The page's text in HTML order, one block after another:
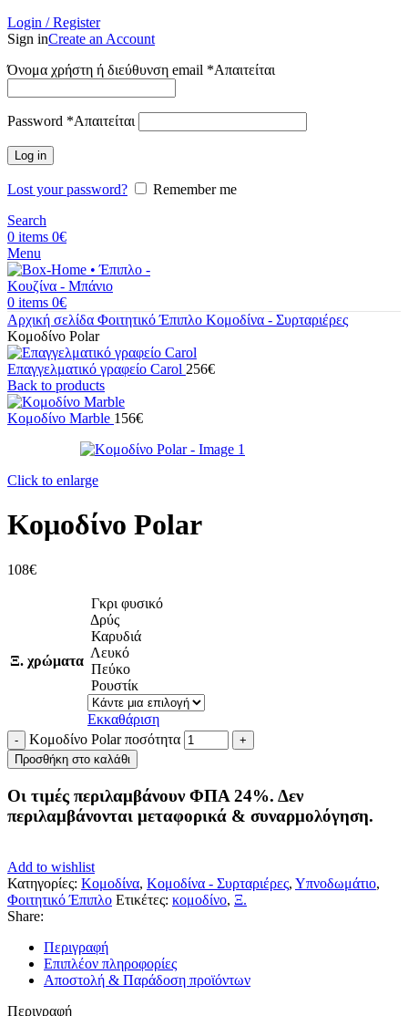
Login / Register
Sign inCreate an Account
Όνομα χρήστη ή διεύθυνση email *Απαιτείται
Password *Απαιτείται
Log in
Lost your password?
Remember me
Search
0 items 0€
Menu
0 items 0€
Αρχική σελίδα Φοιτητικό Έπιπλο Κομοδίνα - Συρταριέρες
Κομοδίνο Polar
Eπαγγελματικό γραφείο Carol 256€
Back to products
Koμοδίνο Marble 156€
Click to enlarge
Κομοδίνο Polar
108€
Ξ. χρώματα
Γκρι φυσικό
Δρύς
Καρυδιά
Λευκό
Πεύκο
Ρουστίκ
Εκκαθάριση
Κομοδίνο Polar ποσότητα
Προσθήκη στο καλάθι
Οι τιμές περιλαμβάνουν ΦΠΑ 24%. Δεν
περιλαμβάνονται μεταφορικά & συναρμολόγηση.
Add to wishlist
Κατηγορίες: Κομοδίνα, Κομοδίνα - Συρταριέρες, Υπνοδωμάτιο,
Φοιτητικό Έπιπλο Ετικέτες: κομοδίνο, Ξ.
Share:
Περιγραφή
Επιπλέον πληροφορίες
Αποστολή & Παράδοση προϊόντων
Περιγραφή